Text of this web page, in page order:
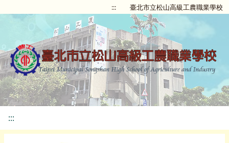
::: 臺北市立松山高級工農職業學校
:::